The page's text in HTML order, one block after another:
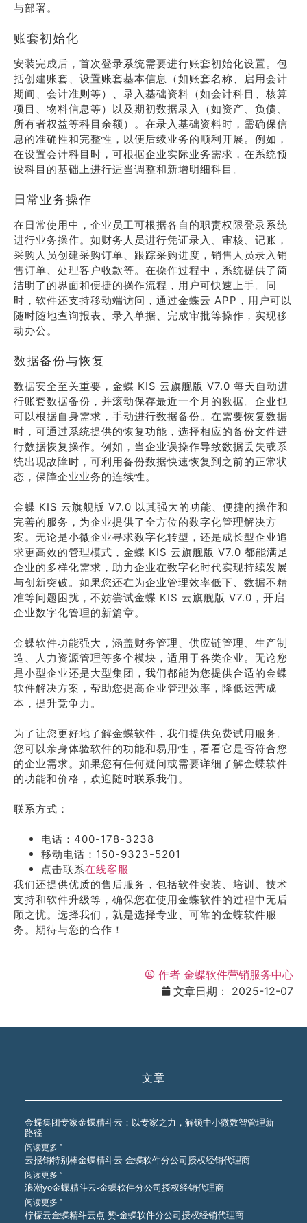
与部署。
账套初始化
安装完成后，首次登录系统需要进行账套初始化设置。包
括创建账套、设置账套基本信息（如账套名称、启用会计
期间、会计准则等）、录入基础资料（如会计科目、核算
项目、物料信息等）以及期初数据录入（如资产、负债、
所有者权益等科目余额）。在录入基础资料时，需确保信
息的准确性和完整性，以便后续业务的顺利开展。例如，
在设置会计科目时，可根据企业实际业务需求，在系统预
设科目的基础上进行适当调整和新增明细科目。
日常业务操作
在日常使用中，企业员工可根据各自的职责权限登录系统
进行业务操作。如财务人员进行凭证录入、审核、记账，
采购人员创建采购订单、跟踪采购进度，销售人员录入销
售订单、处理客户收款等。在操作过程中，系统提供了简
洁明了的界面和便捷的操作流程，用户可快速上手。同
时，软件还支持移动端访问，通过金蝶云 APP，用户可以
随时随地查询报表、录入单据、完成审批等操作，实现移
动办公。
数据备份与恢复
数据安全至关重要，金蝶 KIS 云旗舰版 V7.0 每天自动进
行账套数据备份，并滚动保存最近一个月的数据。企业也
可以根据自身需求，手动进行数据备份。在需要恢复数据
时，可通过系统提供的恢复功能，选择相应的备份文件进
行数据恢复操作。例如，当企业误操作导致数据丢失或系
统出现故障时，可利用备份数据快速恢复到之前的正常状
态，保障企业业务的连续性。
金蝶 KIS 云旗舰版 V7.0 以其强大的功能、便捷的操作和
完善的服务，为企业提供了全方位的数字化管理解决方
案。无论是小微企业寻求数字化转型，还是成长型企业追
求更高效的管理模式，金蝶 KIS 云旗舰版 V7.0 都能满足
企业的多样化需求，助力企业在数字化时代实现持续发展
与创新突破。如果您还在为企业管理效率低下、数据不精
准等问题困扰，不妨尝试金蝶 KIS 云旗舰版 V7.0，开启
企业数字化管理的新篇章。
金蝶软件功能强大，涵盖财务管理、供应链管理、生产制
造、人力资源管理等多个模块，适用于各类企业。无论您
是小型企业还是大型集团，我们都能为您提供合适的金蝶
软件解决方案，帮助您提高企业管理效率，降低运营成
本，提升竞争力。
为了让您更好地了解金蝶软件，我们提供免费试用服务。
您可以亲身体验软件的功能和易用性，看看它是否符合您
的企业需求。如果您有任何疑问或需要详细了解金蝶软件
的功能和价格，欢迎随时联系我们。
联系方式：
电话：400-178-3238
移动电话：150-9323-5201
点击联系在线客服
我们还提供优质的售后服务，包括软件安装、培训、技术
支持和软件升级等，确保您在使用金蝶软件的过程中无后
顾之忧。选择我们，就是选择专业、可靠的金蝶软件服
务。期待与您的合作！
作者 金蝶软件营销服务中心
文章日期：
2025-12-07
文章
金蝶集团专家金蝶精斗云：以专家之力，解锁中小微数智管理新
路径
阅读更多 ”
云报销特别棒金蝶精斗云-金蝶软件分公司授权经销代理商
阅读更多 ”
浪潮yo金蝶精斗云-金蝶软件分公司授权经销代理商
阅读更多 ”
柠檬云金蝶精斗云点 赞-金蝶软件分公司授权经销代理商